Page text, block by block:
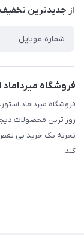
تـیـکـت بـه
از جدید‌ترین
فروشگاه میرداماد
روز ترین محصولات
تجربه یک خرید بی نقص
کند.